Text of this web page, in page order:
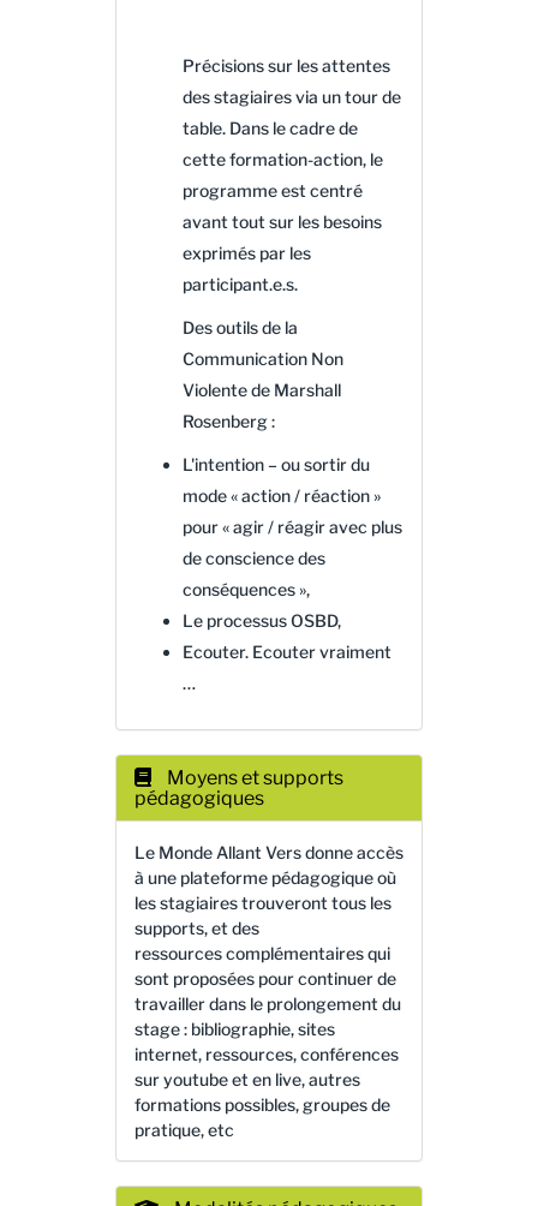
Précisions sur les attentes
des stagiaires via un tour de
table. Dans le cadre de
cette formation-action, le
programme est centré
avant tout sur les besoins
exprimés par les
participant.e.s.
Des outils de la
Communication Non
Violente de Marshall
Rosenberg :
L'intention – ou sortir du
mode « action / réaction »
pour « agir / réagir avec plus
de conscience des
conséquences »,
Le processus OSBD,
Ecouter. Ecouter vraiment
…
Moyens et supports
pédagogiques
Le Monde Allant Vers donne accès
à une plateforme pédagogique où
les stagiaires trouveront tous les
supports, et des
ressources complémentaires qui
sont proposées pour continuer de
travailler dans le prolongement du
stage : bibliographie, sites
internet, ressources, conférences
sur youtube et en live, autres
formations possibles, groupes de
pratique, etc